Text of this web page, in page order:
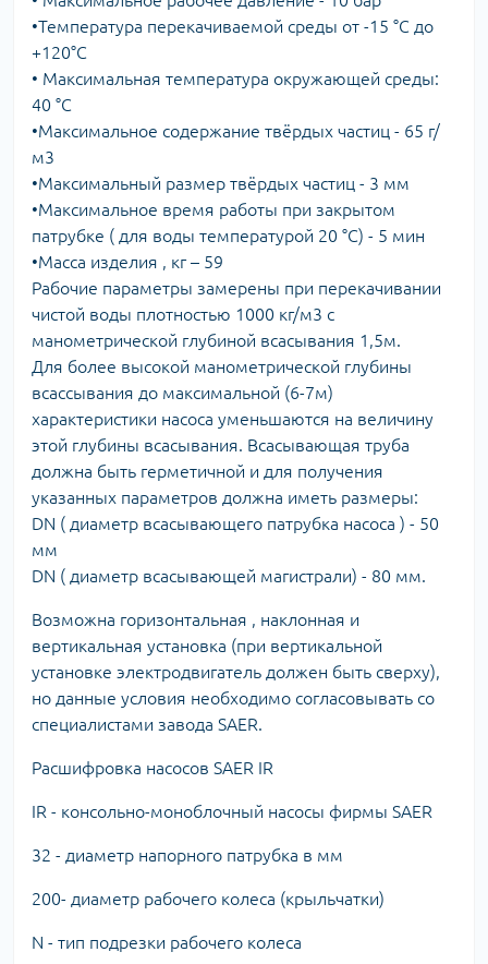
•Температура перекачиваемой среды от -15 °С до
+120°С
• Максимальная температура окружающей среды:
40 °С
•Максимальное содержание твёрдых частиц - 65 г/
м3
•Максимальный размер твёрдых частиц - 3 мм
•Максимальное время работы при закрытом
патрубке ( для воды температурой 20 °С) - 5 мин
•Масса изделия , кг – 59
Рабочие параметры замерены при перекачивании
чистой воды плотностью 1000 кг/м3 с
манометрической глубиной всасывания 1,5м.
Для более высокой манометрической глубины
всассывания до максимальной (6-7м)
характеристики насоса уменьшаются на величину
этой глубины всасывания. Всасывающая труба
должна быть герметичной и для получения
указанных параметров должна иметь размеры:
DN ( диаметр всасывающего патрубка насоса ) - 50
мм
DN ( диаметр всасывающей магистрали) - 80 мм.
Возможна горизонтальная , наклонная и
вертикальная установка (при вертикальной
установке электродвигатель должен быть сверху),
но данные условия необходимо согласовывать со
специалистами завода SAER.
Расшифровка насосов SAER IR
IR - консольно-моноблочный насосы фирмы SAER
32 - диаметр напорного патрубка в мм
200- диаметр рабочего колеса (крыльчатки)
N - тип подрезки рабочего колеса